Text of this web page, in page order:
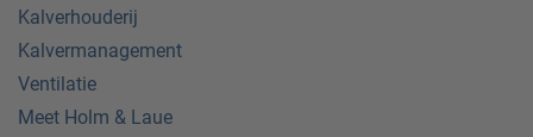
Kalverhouderij
Kalvermanagement
Ventilatie
Meet Holm & Laue